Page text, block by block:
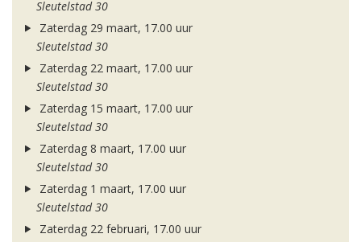
Sleutelstad 30
Zaterdag 29 maart, 17.00 uur
Sleutelstad 30
Zaterdag 22 maart, 17.00 uur
Sleutelstad 30
Zaterdag 15 maart, 17.00 uur
Sleutelstad 30
Zaterdag 8 maart, 17.00 uur
Sleutelstad 30
Zaterdag 1 maart, 17.00 uur
Sleutelstad 30
Zaterdag 22 februari, 17.00 uur